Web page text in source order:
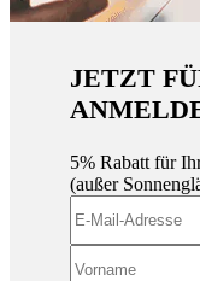
JETZT
5% Rabatt für
(außer